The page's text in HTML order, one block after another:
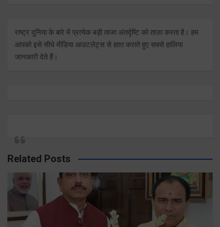
राष्ट्र दुनिया के बारे में प्रत्येक बड़ी ताजा अंतर्दृष्टि को ताज़ा करता है। हम
आपको इसे सीधे मीडिया आउटलेट्स से ज्ञात कराते हुए सबसे हालिया
जानकारी देते हैं।
Related Posts